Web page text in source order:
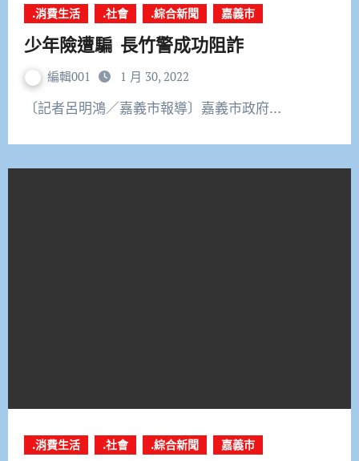
.消費生活 .社會 .綜合新聞 嘉義市
少年險遭騙 長竹警成功阻詐
編輯001 1 月 30, 2022
〔記者呂明鴻／嘉義市報導〕嘉義市政府…
.消費生活 .社會 .綜合新聞 嘉義市